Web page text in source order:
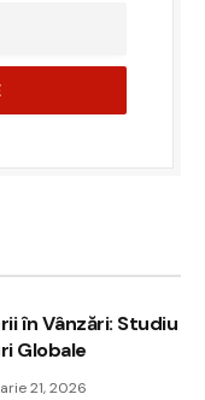
în Vânzări: Studiu
Globale
21, 2026